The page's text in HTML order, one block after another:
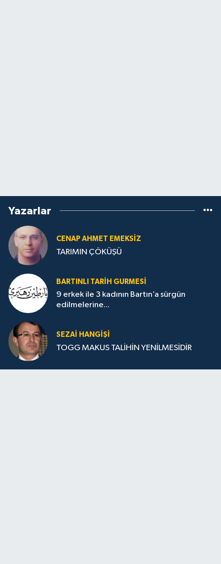
Yazarlar
CENAP AHMET EMEKSİZ
TARIMIN ÇÖKÜŞÜ
BARTINLI TARIH GURMESI
9 erkek ile 3 kadının Bartın’a sürgün
edilmelerine...
SEZAI HANGİŞİ
TOGG MAKUS TALİHİN YENİLMESİDİR